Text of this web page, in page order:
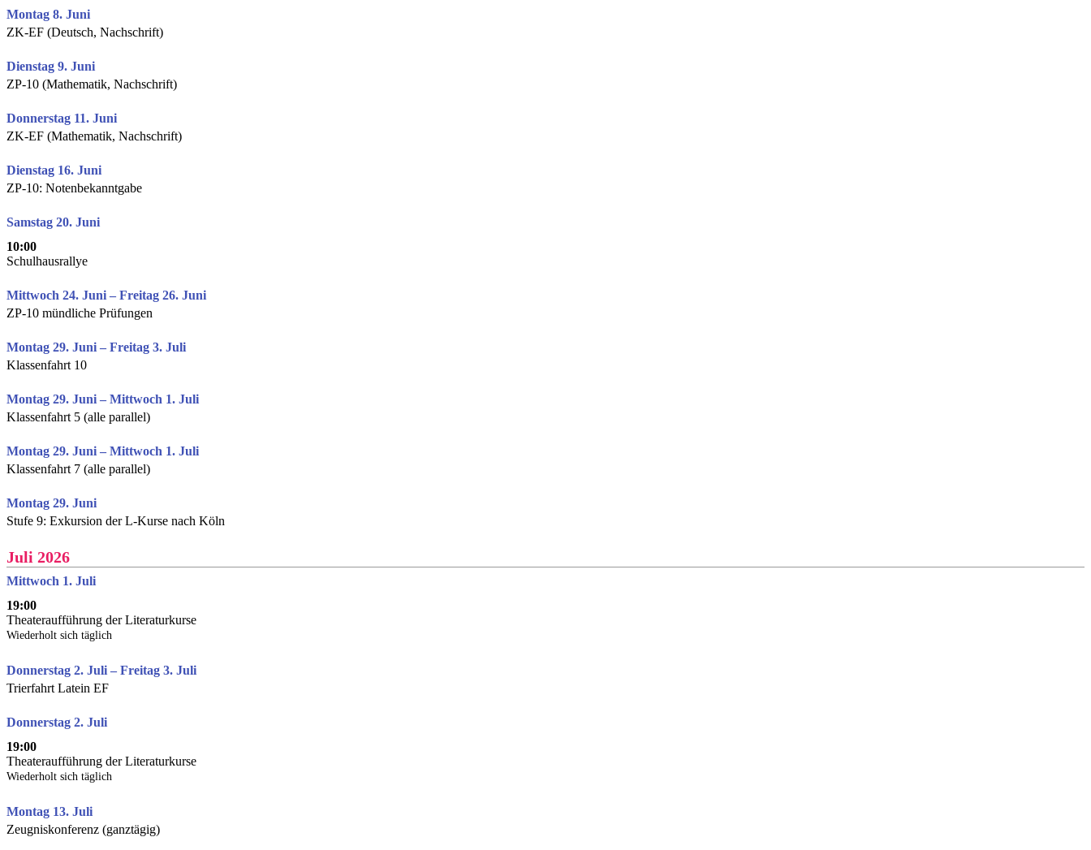
Montag 8. Juni
ZK-EF (Deutsch, Nachschrift)
Dienstag 9. Juni
ZP-10 (Mathematik, Nachschrift)
Donnerstag 11. Juni
ZK-EF (Mathematik, Nachschrift)
Dienstag 16. Juni
ZP-10: Notenbekanntgabe
Samstag 20. Juni
10:00
Schulhausrallye
Mittwoch 24. Juni – Freitag 26. Juni
ZP-10 mündliche Prüfungen
Montag 29. Juni – Freitag 3. Juli
Klassenfahrt 10
Montag 29. Juni – Mittwoch 1. Juli
Klassenfahrt 5 (alle parallel)
Montag 29. Juni – Mittwoch 1. Juli
Klassenfahrt 7 (alle parallel)
Montag 29. Juni
Stufe 9: Exkursion der L-Kurse nach Köln
Juli 2026
Mittwoch 1. Juli
19:00
Theateraufführung der Literaturkurse
Wiederholt sich täglich
Donnerstag 2. Juli – Freitag 3. Juli
Trierfahrt Latein EF
Donnerstag 2. Juli
19:00
Theateraufführung der Literaturkurse
Wiederholt sich täglich
Montag 13. Juli
Zeugniskonferenz (ganztägig)